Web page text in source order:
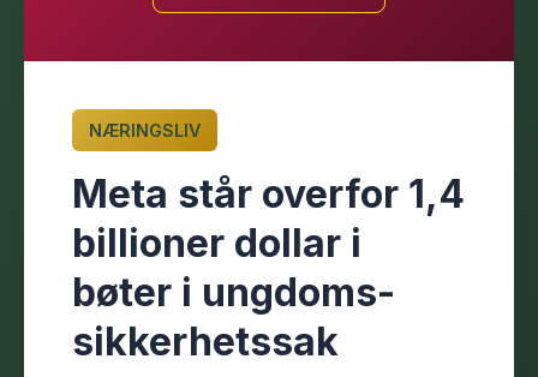
NÆRINGSLIV
Meta står overfor 1,4
billioner dollar i
bøter i ungdoms-
sikkerhetssak